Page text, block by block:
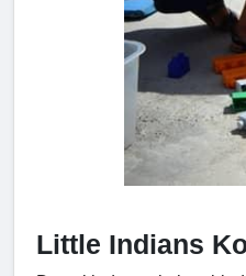
Little Indians